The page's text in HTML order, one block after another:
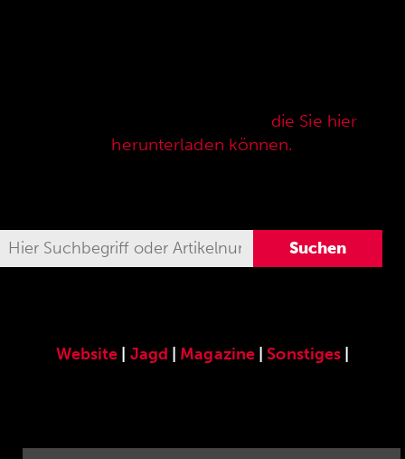
die Sie hier
herunterladen können.
Website Jagd Magazine |Sonstiges